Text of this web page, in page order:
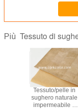
Più Tessuto di
Tessuto/pelle in
sughero naturale
impermeabile e